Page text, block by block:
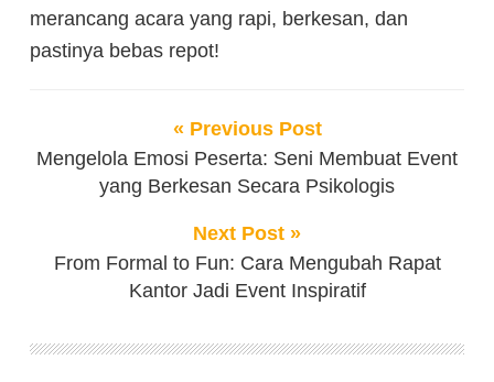
merancang acara yang rapi, berkesan, dan
pastinya bebas repot!
« Previous Post
Mengelola Emosi Peserta: Seni Membuat Event
yang Berkesan Secara Psikologis
Next Post »
From Formal to Fun: Cara Mengubah Rapat
Kantor Jadi Event Inspiratif